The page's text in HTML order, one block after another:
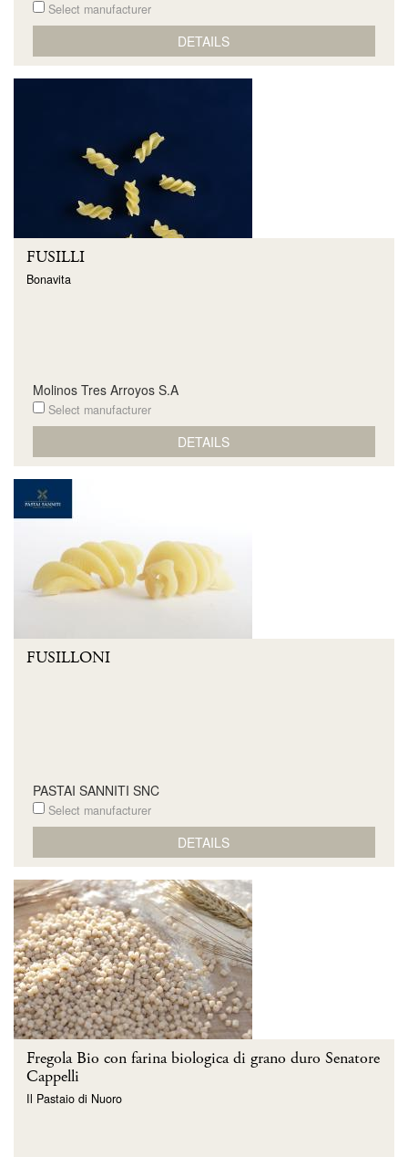
Select manufacturer
DETAILS
FUSILLI
Bonavita
Molinos Tres Arroyos S.A
Select manufacturer
DETAILS
FUSILLONI
PASTAI SANNITI SNC
Select manufacturer
DETAILS
Fregola Bio con farina biologica di grano duro Senatore
Cappelli
Il Pastaio di Nuoro